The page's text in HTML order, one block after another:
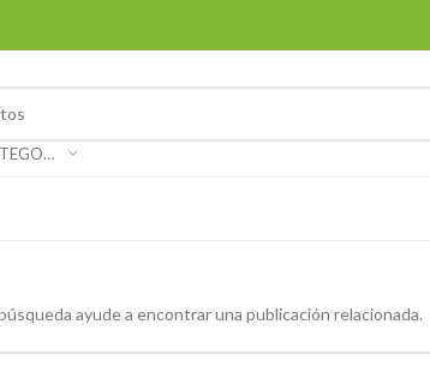
SELECCIONAR CATEGORÍA
ayude a encontrar una publicación relacionada.